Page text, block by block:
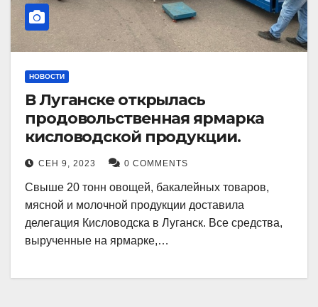
НОВОСТИ
В Луганске открылась
продовольственная ярмарка
кисловодской продукции.
СЕН 9, 2023 0 COMMENTS
Свыше 20 тонн овощей, бакалейных товаров,
мясной и молочной продукции доставила
делегация Кисловодска в Луганск. Все средства,
вырученные на ярмарке,…